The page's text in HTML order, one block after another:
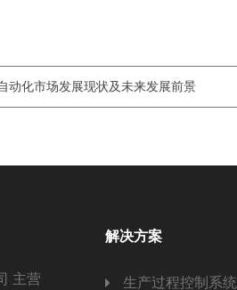
动化市场发展现状及未来发展前景
主营
解决方案
生产过程控制系统